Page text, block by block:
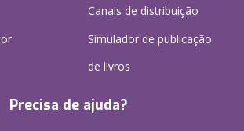
Canais de distribuição
Simulador de publicação
de livros
Precisa de ajuda?